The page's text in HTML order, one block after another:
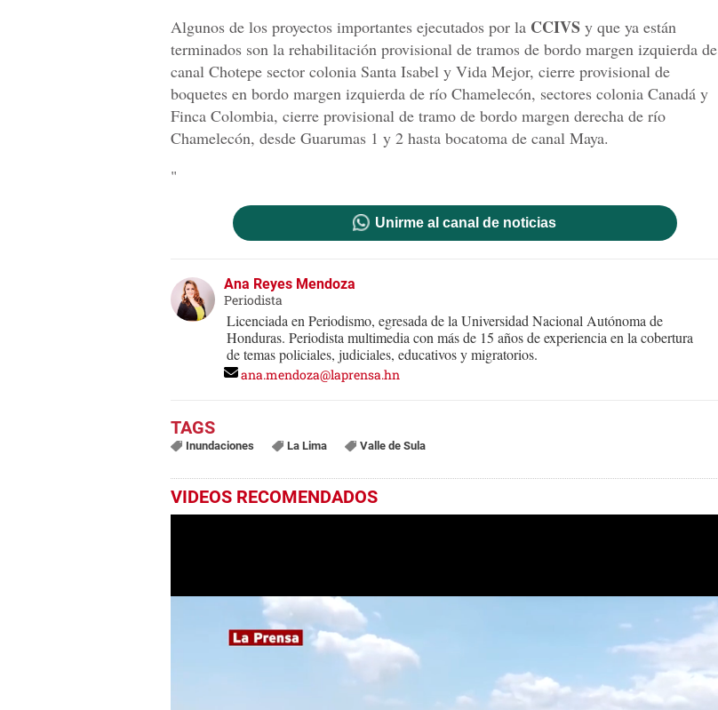
Algunos de los proyectos importantes ejecutados por la CCIVS y que ya están
terminados son la rehabilitación provisional de tramos de bordo margen izquierda de
canal Chotepe sector colonia Santa Isabel y Vida Mejor, cierre provisional de
boquetes en bordo margen izquierda de río Chamelecón, sectores colonia Canadá y
Finca Colombia, cierre provisional de tramo de bordo margen derecha de río
Chamelecón, desde Guarumas 1 y 2 hasta bocatoma de canal Maya.
"
Unirme al canal de noticias
Ana Reyes Mendoza
Periodista
Licenciada en Periodismo, egresada de la Universidad Nacional Autónoma de
Honduras. Periodista multimedia con más de 15 años de experiencia en la cobertura
de temas policiales, judiciales, educativos y migratorios.
ana.mendoza@laprensa.hn
Inundaciones La Lima Valle de Sula
VIDEOS RECOMENDADOS